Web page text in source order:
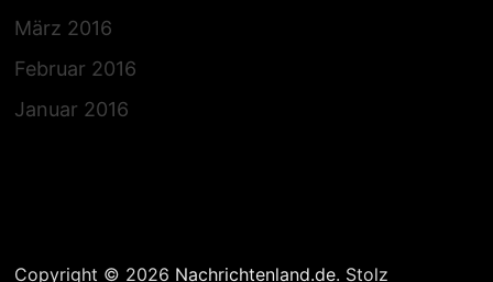
März 2016
Februar 2016
Januar 2016
Copyright © 2026 Nachrichtenland.de. Stolz